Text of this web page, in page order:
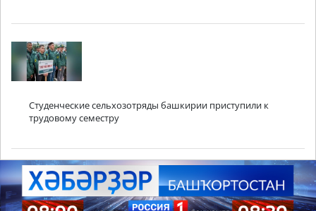
Студенческие сельхозотряды башкирии приступили к
трудовому семестру